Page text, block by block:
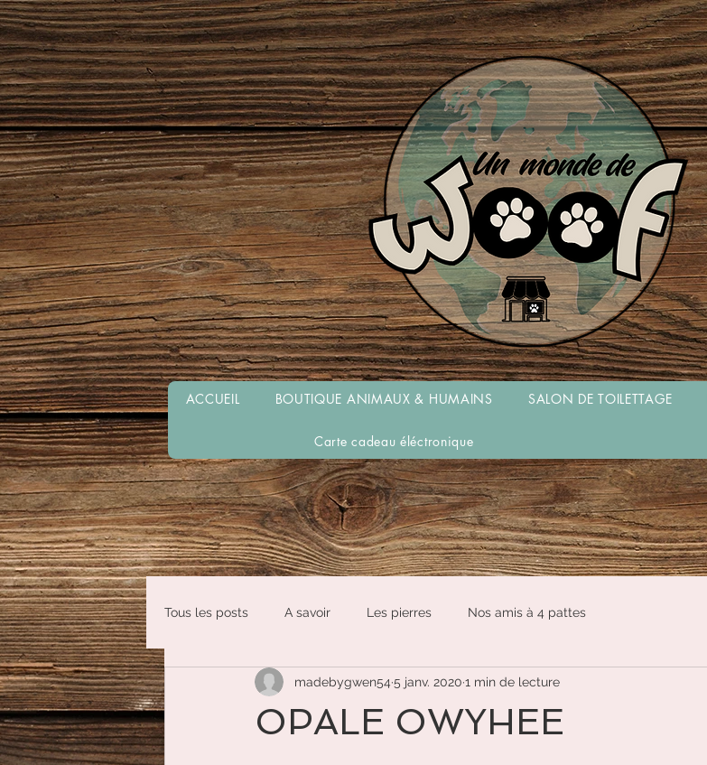
ACCUEIL BOUTIQUE ANIMAUX & HUMAINS SALON DE TOILETTAGE
Carte cadeau éléctronique
Tous les posts A savoir Les pierres Nos amis à 4 pattes
OPALE OWYHEE
madebygwen54 5 janv. 2020 1 min de lecture